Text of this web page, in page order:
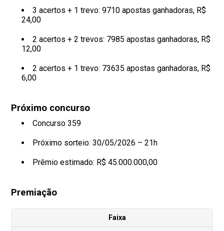
3 acertos + 1 trevo: 9710 apostas ganhadoras, R$
24,00
2 acertos + 2 trevos: 7985 apostas ganhadoras, R$
12,00
2 acertos + 1 trevo: 73635 apostas ganhadoras, R$
6,00
Próximo concurso
Concurso 359
Próximo sorteio: 30/05/2026 – 21h
Prêmio estimado: R$ 45.000.000,00
Premiação
Faixa